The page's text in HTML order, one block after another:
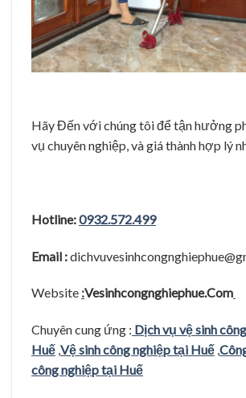
Hãy Đến với chúng tôi để tận hưởng
vụ chuyên nghiệp, và giá thành hợp lý
Hotline:0932.572.499
Email :
Website :Vesinhcongnghiephue.Com
Chuyên cung ứng : Dịch vụ vệ sinh
Huế ,Vệ sinh công nghiệp tại Huế ,
công nghiệp tại Huế